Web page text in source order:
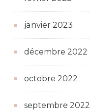
janvier 2023
décembre 2022
octobre 2022
septembre 2022